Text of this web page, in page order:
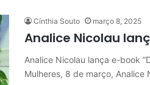
Cínthia Souto março 8, 2025
Analice Nicolau
Analice Nicolau lança e-book
Mulheres, 8 de março, Analice